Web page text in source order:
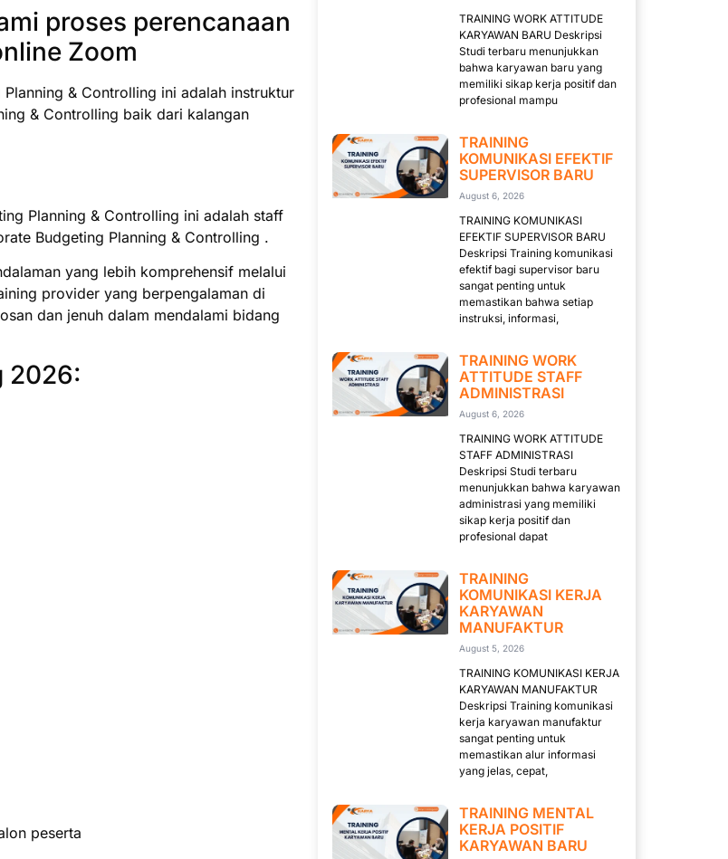
proses perencanaan
Zoom
& Controlling ini adalah instruktur
& Controlling baik dari kalangan
Planning & Controlling ini adalah staff
Budgeting Planning & Controlling .
yang lebih komprehensif melalui
provider yang berpengalaman di
dan jenuh dalam mendalami bidang
2026:
peserta
TRAINING WORK ATTITUDE
KARYAWAN BARU Deskripsi
Studi terbaru menunjukkan
bahwa karyawan baru yang
memiliki sikap kerja positif dan
profesional mampu
TRAINING
KOMUNIKASI EFEKTIF
SUPERVISOR BARU
August 6, 2026
TRAINING KOMUNIKASI
EFEKTIF SUPERVISOR BARU
Deskripsi Training komunikasi
efektif bagi supervisor baru
sangat penting untuk
memastikan bahwa setiap
instruksi, informasi,
TRAINING WORK
ATTITUDE STAFF
ADMINISTRASI
August 6, 2026
TRAINING WORK ATTITUDE
STAFF ADMINISTRASI
Deskripsi Studi terbaru
menunjukkan bahwa karyawan
administrasi yang memiliki
sikap kerja positif dan
profesional dapat
TRAINING
KOMUNIKASI KERJA
KARYAWAN
MANUFAKTUR
August 5, 2026
TRAINING KOMUNIKASI KERJA
KARYAWAN MANUFAKTUR
Deskripsi Training komunikasi
kerja karyawan manufaktur
sangat penting untuk
memastikan alur informasi
yang jelas, cepat,
TRAINING MENTAL
KERJA POSITIF
KARYAWAN BARU